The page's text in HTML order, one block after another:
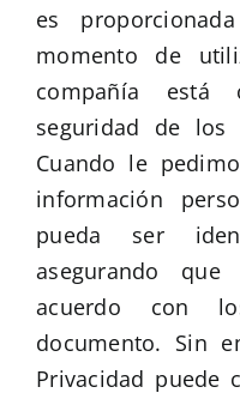
es
momento de
compañía está
seguridad de los
Cuando le
información
pueda ser
asegurando
acuerdo con
documento. Sin
Privacidad puede